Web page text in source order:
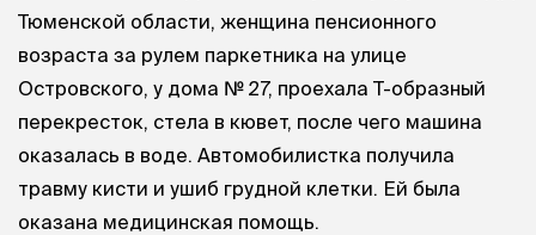
Тюменской области, женщина пенсионного
возраста за рулем паркетника на улице
Островского, у дома № 27, проехала Т-образный
перекресток, стела в кювет, после чего машина
оказалась в воде. Автомобилистка получила
травму кисти и ушиб грудной клетки. Ей была
оказана медицинская помощь.